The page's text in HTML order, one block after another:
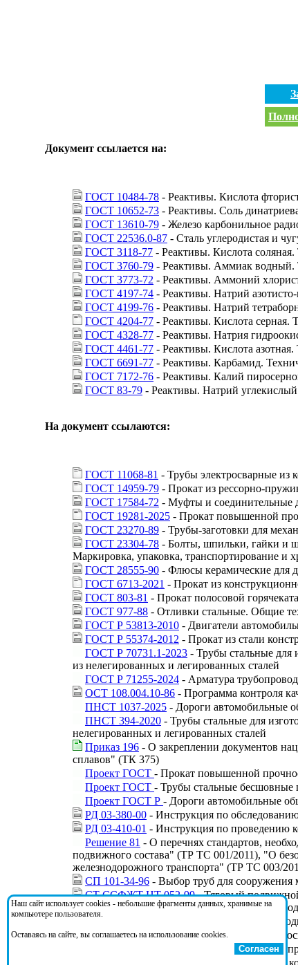
Документ ссылается на:
ГОСТ 10484-78 - Реактивы. Кислота
ГОСТ 10652-73 - Реактивы. Соль
ГОСТ 13610-79 - Железо карбонильное
ГОСТ 22536.0-87 - Сталь углеродистая и
ГОСТ 3118-77 - Реактивы. Кислота
ГОСТ 3760-79 - Реактивы. Аммиак водный.
ГОСТ 3773-72 - Реактивы. Аммоний
ГОСТ 4197-74 - Реактивы. Натрий
ГОСТ 4199-76 - Реактивы. Натрий
ГОСТ 4204-77 - Реактивы. Кислота серная.
ГОСТ 4328-77 - Реактивы. Натрия
ГОСТ 4461-77 - Реактивы. Кислота
ГОСТ 6691-77 - Реактивы. Карбамид.
ГОСТ 7172-76 - Реактивы. Калий
ГОСТ 83-79 - Реактивы. Натрий
На документ ссылаются:
ГОСТ 11068-81 - Трубы электросварные из
ГОСТ 14959-79 - Прокат из рессорно-
ГОСТ 17584-72 - Муфты и соединительные
ГОСТ 19281-2025 - Прокат повышенной
ГОСТ 23270-89 - Трубы-заготовки для
ГОСТ 23304-78 - Болты, шпильки, гайки и
Маркировка, упаковка, транспортирование и
ГОСТ 28555-90 - Флюсы керамические для
ГОСТ 6713-2021 - Прокат из
ГОСТ 803-81 - Прокат полосовой
ГОСТ 977-88 - Отливки стальные. Общие
ГОСТ Р 53813-2010 - Двигатели
ГОСТ Р 55374-2012 - Прокат из стали
ГОСТ Р 70731.1-2023 - Трубы стальные для
из нелегированных и легированных сталей
ГОСТ Р 71255-2024 - Арматура
ОСТ 108.004.10-86 - Программа контроля
ПНСТ 1037-2025 - Дороги автомобильные
ПНСТ 394-2020 - Трубы стальные для
нелегированных и легированных сталей
Приказ 196 - О закреплении документов
сплавов" (ТК 375)
Проект ГОСТ - Прокат повышенной
Проект ГОСТ - Трубы стальные бесшовные
Проект ГОСТ Р - Дороги автомобильные
РД 03-380-00 - Инструкция по
РД 03-410-01 - Инструкция по проведению
Решение 81 - О перечнях стандартов,
подвижного состава" (ТР ТС 001/2011), "О
железнодорожного транспорта" (ТР ТС 003/
СП 101-34-96 - Выбор труб для сооружения
СТ ССФЖТ ЦТ 052-99- Тяговый
магистральных железных дорог. Типовая
- Арматура
ТУ 14-158-116-99- Трубы стальные
- Трубы стальные сварные
- Башмаки тормозных
Наш сайт использует cookies - небольшие фрагменты данных, хранимые на
компьютере пользователя.
Оставаясь на сайте, вы соглашаетесь на использование cookies.
Согласен